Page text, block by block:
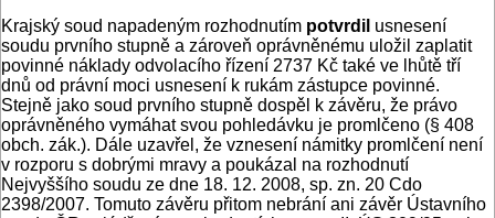
Krajský soud napadeným rozhodnutím potvrdil usnesení
soudu prvního stupně a zároveň oprávněnému uložil zaplatit
povinné náklady odvolacího řízení 2737 Kč také ve lhůtě tří
dnů od právní moci usnesení k rukám zástupce povinné.
Stejně jako soud prvního stupně dospěl k závěru, že právo
oprávněného vymáhat svou pohledávku je promlčeno (§ 408
obch. zák.). Dále uzavřel, že vznesení námitky promlčení není
v rozporu s dobrými mravy a poukázal na rozhodnutí
Nejvyššího soudu ze dne 18. 12. 2008, sp. zn. 20 Cdo
2398/2007. Tomuto závěru přitom nebrání ani závěr Ústavního